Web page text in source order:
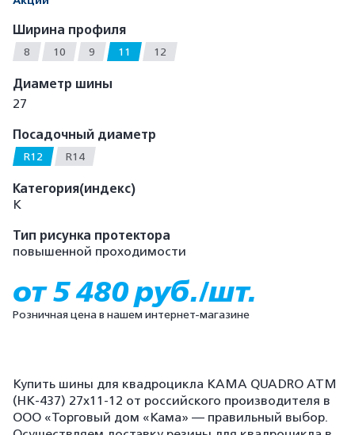
Ширина профиля
8 10 9 11 12
Диаметр шины
27
Посадочный диаметр
R12 R14
Категория(индекс)
K
Тип рисунка протектора
повышенной проходимости
от 5 480 руб./шт.
Розничная цена в нашем интернет-магазине
Купить шины для квадроцикла КАМА QUADRO ATM
(HK-437) 27x11-12 от российского производителя в
ООО «Торговый дом «Кама» — правильный выбор.